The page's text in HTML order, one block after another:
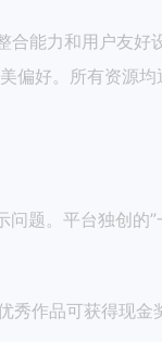
能力和用户友好
偏好。所有资源
题。平台独创的
作品可获得现金